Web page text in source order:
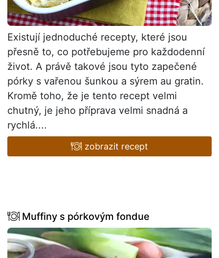
Existují jednoduché recepty, které jsou
přesně to, co potřebujeme pro každodenní
život. A právě takové jsou tyto zapečené
pórky s vařenou šunkou a sýrem au gratin.
Kromě toho, že je tento recept velmi
chutný, je jeho příprava velmi snadná a
rychlá....
zobrazit recept
Muffiny s pórkovým fondue